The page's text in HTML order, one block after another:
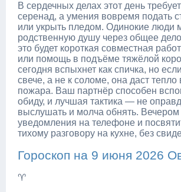
В сердечных делах этот день
серенад, а умения вовремя подать
или укрыть пледом. Одинокие люди
родственную душу через общее
это будет короткая совместная
или помощь в подъёме тяжёлой
сегодня вспыхнет как спичка, но
свече, а не к соломе, она даст тепло
пожара. Ваш партнёр способен
обиду, и лучшая тактика — не
выслушать и молча обнять. Вечером
уведомления на телефоне и
тихому разговору на кухне, без
Гороскоп на 9 июня 2026
♈